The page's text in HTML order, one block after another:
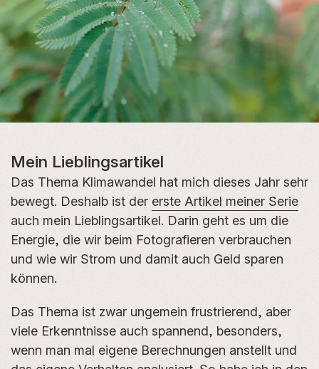
Mein Lieblingsartikel
Das Thema Klimawandel hat mich dieses Jahr sehr
bewegt. Deshalb ist der erste Artikel meiner Serie
auch mein Lieblingsartikel. Darin geht es um die
Energie, die wir beim Fotografieren verbrauchen
und wie wir Strom und damit auch Geld sparen
können.
Das Thema ist zwar ungemein frustrierend, aber
viele Erkenntnisse auch spannend, besonders,
wenn man mal eigene Berechnungen anstellt und